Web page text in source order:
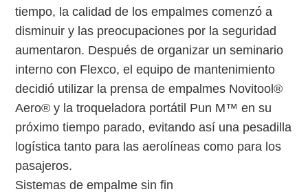
tiempo, la calidad de los empalmes comenzó a
disminuir y las preocupaciones por la seguridad
aumentaron. Después de organizar un seminario
interno con Flexco, el equipo de mantenimiento
decidió utilizar la prensa de empalmes Novitool®
Aero® y la troqueladora portátil Pun M™ en su
próximo tiempo parado, evitando así una pesadilla
logística tanto para las aerolíneas como para los
pasajeros.
Sistemas de empalme sin fin